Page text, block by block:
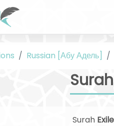
Russian [Абу Адель]
Surah